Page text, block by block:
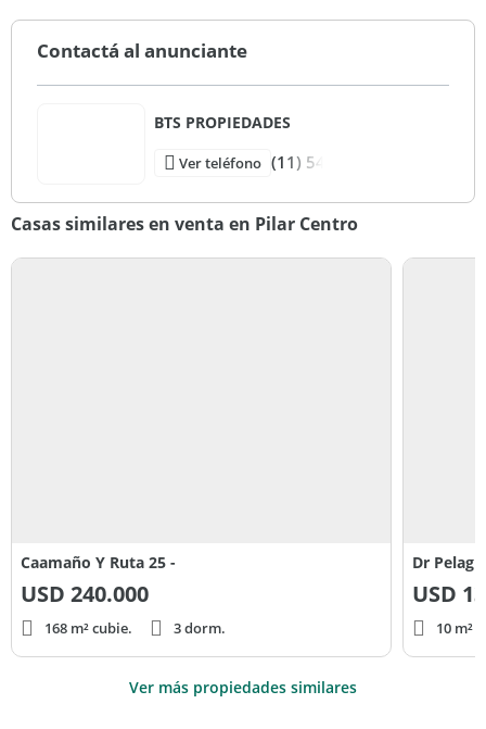
Contactá al anunciante
BTS PROPIEDADES
Ver teléfono (11) 54
Casas similares en venta en Pilar Centro
Caamaño Y Ruta 25 -
USD 240.000
168 m² cubie. 3 dorm.
Dr
USD
10 m²
Ver más propiedades similares